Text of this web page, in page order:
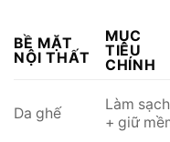
BỀ MẶT
NỘI THẤT
MỤC
TIÊU
CHÍNH
Da ghế
Làm sạch
+ giữ